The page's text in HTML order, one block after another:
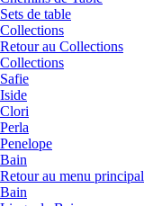
Sets de table
Collections
Retour au Collections
Collections
Safie
Iside
Clori
Perla
Penelope
Bain
Retour au menu principal
Bain